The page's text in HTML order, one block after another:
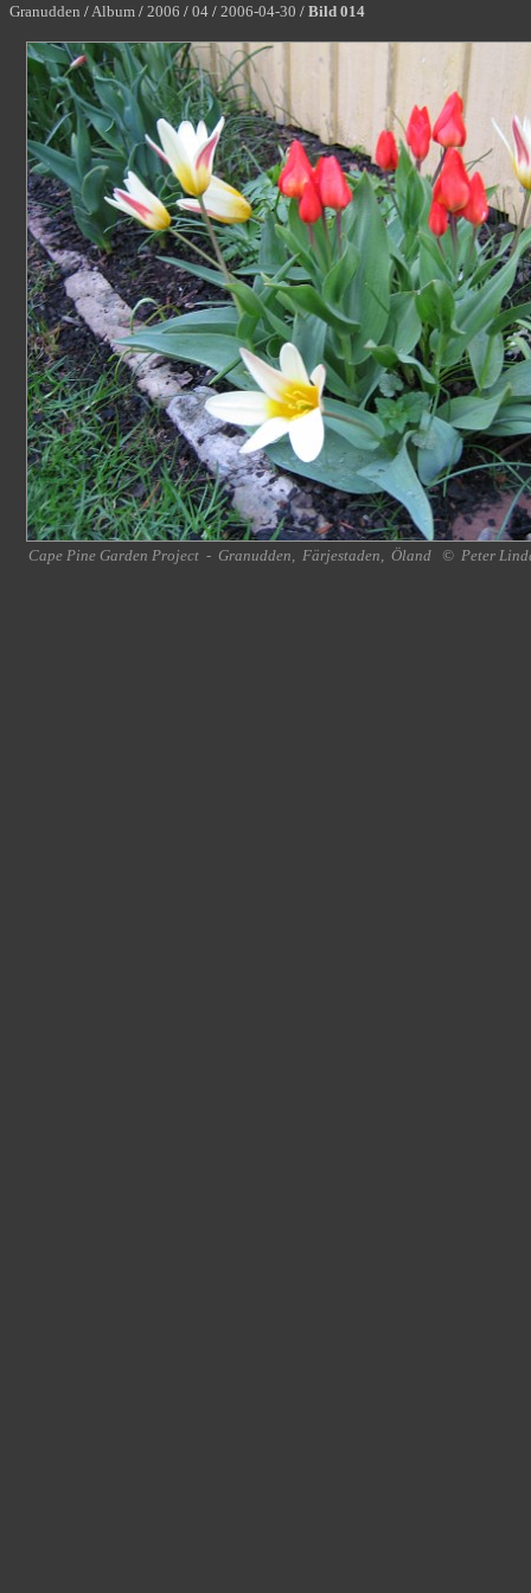
Granudden /Album / 2006 / 04 / 2006-04-30 / Bild 014
Cape Pine Garden Project - Granudden, Färjestaden, Öland © Peter